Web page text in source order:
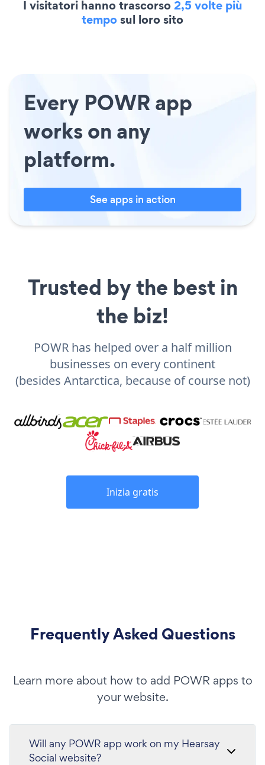
I visitatori hanno trascorso2,5 volte più
temposul loro sito
Every POWR app
works on any
platform.
See apps in action
Trusted by the best in
the biz!
POWR has helped over a half million
businesses on every continent
(besides Antarctica, because of course not)
Inizia gratis
Frequently Asked Questions
Learn more about how to add POWR apps to
your website.
Will any POWR app work on my Hearsay
Social website?